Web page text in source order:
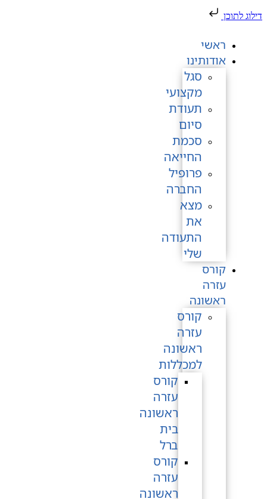
דילוג לתוכן
ראשי
אודותינו
סגל
מקצועי
תעודת
סיום
סכמת
החייאה
פרופיל
החברה
מצא
את
התעודה
שלי
קורס
עזרה
ראשונה
קורס
עזרה
ראשונה
למכללות
קורס
עזרה
ראשונה
בית
ברל
קורס
עזרה
ראשונה